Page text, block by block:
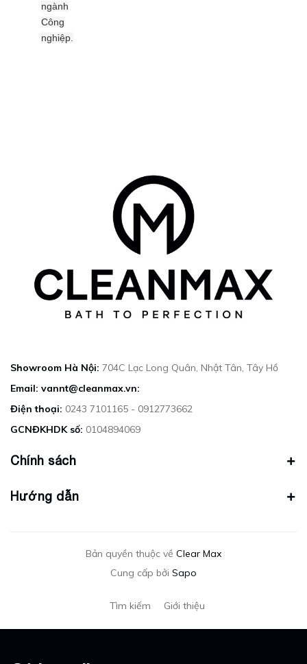
ngành
Công
nghiệp.
Showroom Hà Nội: 704C Lạc Long Quân, Nhật Tân, Tây Hồ
Email: vannt@cleanmax.vn:
Điện thoại: 0243 7101165 - 0912773662
GCNĐKHDK số: 0104894069
Chính sách
Hướng dẫn
Bản quyền thuộc về Clear Max
Cung cấp bởi Sapo
Tìm kiếm Giới thiệu